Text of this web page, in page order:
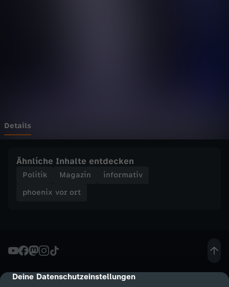
cmp-dialog-description
Deine Datenschutzeinstellungen
t
W
t
w
Details
Ähnliche Inhalte entdecken
Politik Magazin
informativ
phoenix vor ort